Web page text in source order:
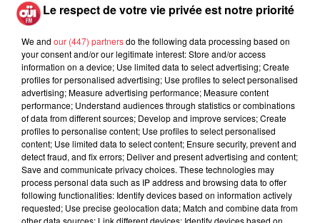
29 juillet 2026
29 juillet 2026
Ministry annonce son
ultime album et une
tournée d'adieu
Le respect de votre vie privée est notre priorité
We and our (447) partnersdo the following data processing based on
your consent and/or our legitimate interest: Store and/or access
information on a device; Use limited data to select advertising; Create
profiles for personalised advertising; Use profiles to select personalised
advertising; Measure advertising performance; Measure content
performance; Understand audiences through statistics or combinations
of data from different sources; Develop and improve services; Create
profiles to personalise content; Use profiles to select personalised
content; Use limited data to select content; Ensure security, prevent and
detect fraud, and fix errors; Deliver and present advertising and content;
Save and communicate privacy choices. These technologies may
process personal data such as IP address and browsing data to offer
following functionalities: Identify devices based on information actively
requested; Use precise geolocation data; Match and combine data from
other data sources; Link different devices; Identify devices based on